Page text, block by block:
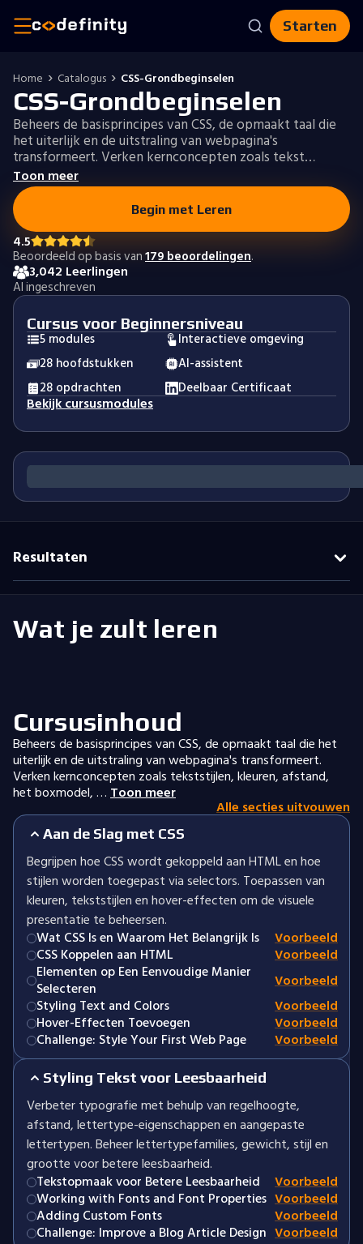
Starten
Home Catalogus CSS-Grondbeginselen
CSS-Grondbeginselen
Beheers de basisprincipes van CSS, de opmaakt taal die
het uiterlijk en de uitstraling van webpagina's
transformeert. Verken kernconcepten zoals tekst…
Toon meer
Begin met Leren
4.5
Beoordeeld op basis van179 beoordelingen.
3,042 Leerlingen
Al ingeschreven
Cursus voor Beginnersniveau
5 modules
Interactieve omgeving
28 hoofdstukken
AI-assistent
28 opdrachten
Deelbaar Certificaat
Bekijk cursusmodules
Resultaten
Wat je zult leren
Cursusinhoud
Beheers de basisprincipes van CSS, de opmaakt taal die het
uiterlijk en de uitstraling van webpagina's transformeert.
Verken kernconcepten zoals tekststijlen, kleuren, afstand,
het boxmodel, …Toon meer
Alle secties uitvouwen
Aan de Slag met CSS
Begrijpen hoe CSS wordt gekoppeld aan HTML en hoe
stijlen worden toegepast via selectors. Toepassen van
kleuren, tekststijlen en hover-effecten om de visuele
presentatie te beheersen.
Wat CSS Is en Waarom Het Belangrijk Is
Voorbeeld
CSS Koppelen aan HTML
Voorbeeld
Elementen op Een Eenvoudige Manier
Selecteren
Voorbeeld
Styling Text and Colors
Voorbeeld
Hover-Effecten Toevoegen
Voorbeeld
Challenge: Style Your First Web Page
Voorbeeld
Styling Tekst voor Leesbaarheid
Verbeter typografie met behulp van regelhoogte,
afstand, lettertype-eigenschappen en aangepaste
lettertypen. Beheer lettertypefamilies, gewicht, stijl en
grootte voor betere leesbaarheid.
Tekstopmaak voor Betere Leesbaarheid
Voorbeeld
Working with Fonts and Font Properties Voorbeeld
Adding Custom Fonts
Voorbeeld
Challenge: Improve a Blog Article Design Voorbeeld